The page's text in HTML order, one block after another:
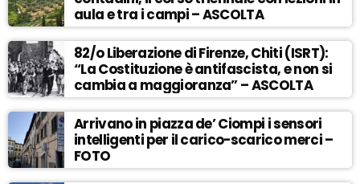
aula e tra i campi – ASCOLTA
82/o Liberazione di Firenze, Chiti (ISRT):
“La Costituzione è antifascista, e non si
cambia a maggioranza” – ASCOLTA
Arrivano in piazza de’ Ciompi i sensori
intelligenti per il carico-scarico merci –
FOTO